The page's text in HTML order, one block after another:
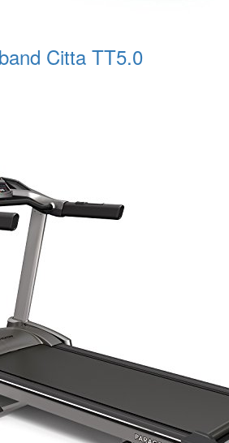
Citta TT5.0